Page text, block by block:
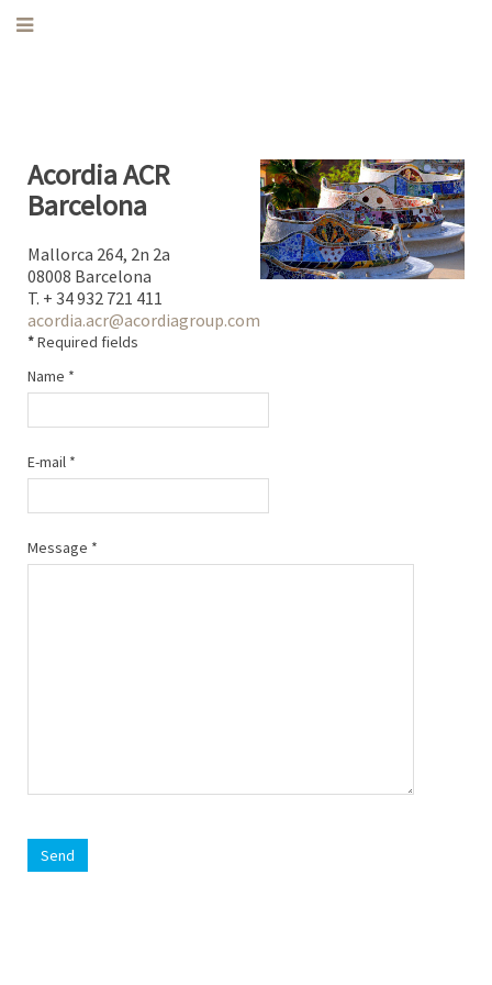
Acordia ACR
Barcelona
Mallorca 264, 2n 2a
08008 Barcelona
T. + 34 932 721 411
acordia.acr@acordiagroup.com
*Required fields
Name *
E-mail *
Message *
Send